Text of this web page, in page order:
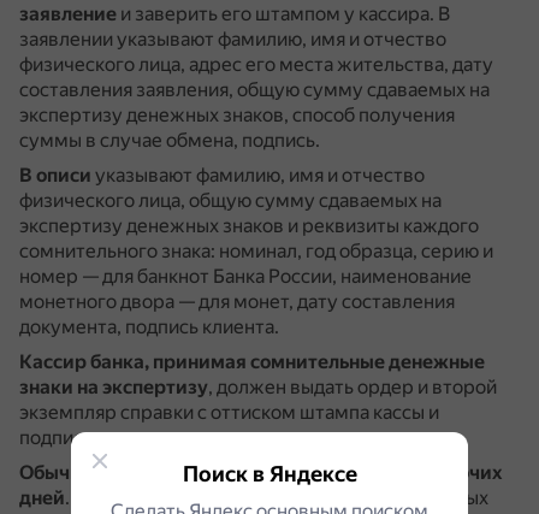
заявление и заверить его штампом у кассира. В
заявлении указывают фамилию, имя и отчество
физического лица, адрес его места жительства, дату
составления заявления, общую сумму сдаваемых на
экспертизу денежных знаков, способ получения
суммы в случае обмена, подпись.
В описи указывают фамилию, имя и отчество
физического лица, общую сумму сдаваемых на
экспертизу денежных знаков и реквизиты каждого
сомнительного знака: номинал, год образца, серию и
номер — для банкнот Банка России, наименование
монетного двора — для монет, дату составления
документа, подпись клиента.
Кассир банка, принимая сомнительные денежные
знаки на экспертизу, должен выдать ордер и второй
экземпляр справки с оттиском штампа кассы и
подписью.
Обычно экспертиза длится не более десяти рабочих
дней.
Если банк подтвердил подлинность денежных
Поиск в Яндексе